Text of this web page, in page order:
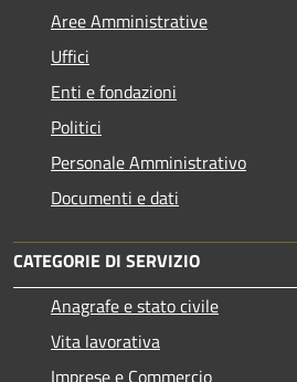
Aree Amministrative
Uffici
Enti e fondazioni
Politici
Personale Amministrativo
Documenti e dati
CATEGORIE DI SERVIZIO
Anagrafe e stato civile
Vita lavorativa
Imprese e Commercio